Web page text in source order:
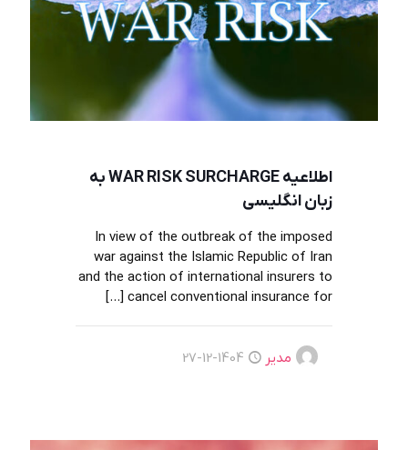
اطلاعیه WAR RISK SURCHARGE به
زبان انگلیسی
In view of the outbreak of the imposed
war against the Islamic Republic of Iran
and the action of international insurers to
cancel conventional insurance for
[…]
مدیر 1404-12-27